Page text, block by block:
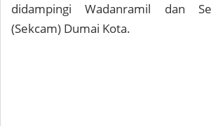
didampingi Wadanramil dan
(Sekcam) Dumai Kota.